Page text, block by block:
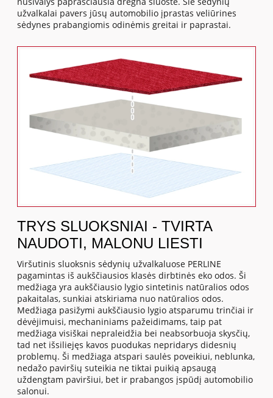
užvalkalai pavers jūsų automobilio įprastas veliūrines
sėdynes prabangiomis odinėmis greitai ir paprastai.
TRYS SLUOKSNIAI - TVIRTA
NAUDOTI, MALONU LIESTI
Viršutinis sluoksnis sėdynių užvalkaluose PERLINE
pagamintas iš aukščiausios klasės dirbtinės eko odos. Ši
medžiaga yra aukščiausio lygio sintetinis natūralios odos
pakaitalas, sunkiai atskiriama nuo natūralios odos.
Medžiaga pasižymi aukščiausio lygio atsparumu trinčiai ir
dėvėjimuisi, mechaniniams pažeidimams, taip pat
medžiaga visiškai nepraleidžia bei neabsorbuoja skysčių,
tad net išsiliejęs kavos puodukas nepridarys didesnių
problemų. Ši medžiaga atspari saulės poveikiui, neblunka,
nedažo paviršių suteikia ne tiktai puikią apsaugą
uždengtam paviršiui, bet ir prabangos įspūdį automobilio
salonui.